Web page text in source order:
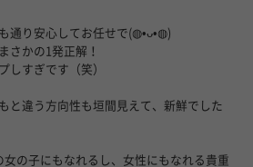
通り安心してお任せで(⁠◍⁠•⁠ᴗ⁠•⁠◍⁠)
さかの1発正解！
しすぎです（笑）
と違う方向性も垣間見えて、新鮮でした
女の子にもなれるし、女性にもなれる貴重